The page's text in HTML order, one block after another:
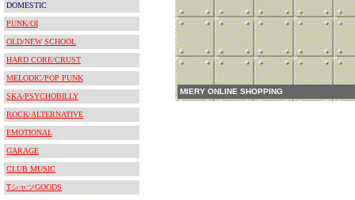
DOMESTIC
PUNK/OI
OLD/NEW SCHOOL
HARD CORE/CRUST
MELODIC/POP PUNK
SKA/PSYCHOBILLY
ROCK/ALTERNATIVE
EMOTIONAL
GARAGE
CLUB MUSIC
TシャツGOODS
MIERY ONLINE SHOPPING